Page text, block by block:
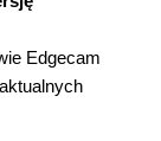
Edgecam